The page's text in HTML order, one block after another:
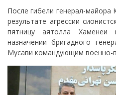
После гибели генерал-
результате агрессии
пятницу аятолла
назначении бригадного
Мусави командующим